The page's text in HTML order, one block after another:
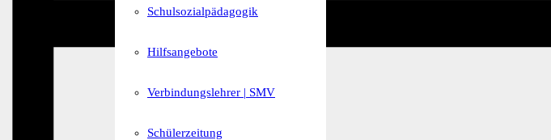
Schulsozialpädagogik
Hilfsangebote
Verbindungslehrer | SMV
Schülerzeitung